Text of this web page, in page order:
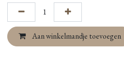
Aan winkelmandje toevoegen